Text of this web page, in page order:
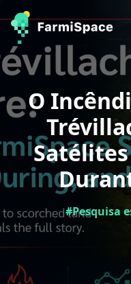
O
#Pesquisa